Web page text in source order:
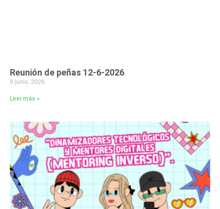
Reunión de peñas 12-6-2026
9 junio, 2026
Leer más »